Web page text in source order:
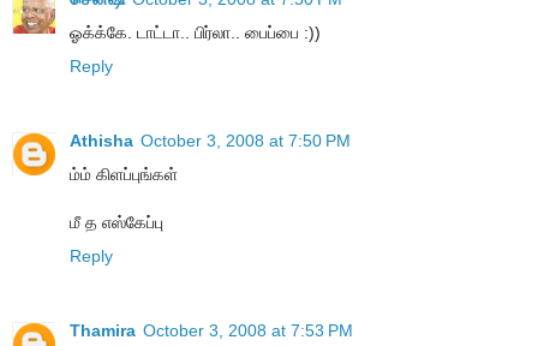
ஓக்க்கே. டாட்டா.. பிர்லா.. பைப்பை :))
Reply
Athisha October 3, 2008 at 7:50 PM
ம்ம் கிளப்புங்கள்
மீ த எஸ்கேப்பு
Reply
Thamira October 3, 2008 at 7:53 PM